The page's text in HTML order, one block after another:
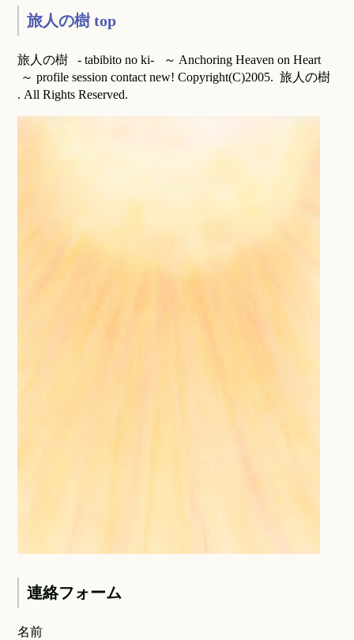
旅人の樹 top
旅人の樹 - tabibito no ki- ～ Anchoring Heaven on Heart
～ profile session contact new! Copyright(C)2005. 旅人の樹
. All Rights Reserved.
連絡フォーム
名前